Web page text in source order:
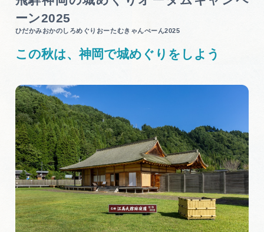
特集
モデルコース
スポット・体験
イベント
グルメ
旅の予約
アクセス
行きたいリストを見る
ーン2025
ひだかみおかのしろめぐりおーたむきゃんぺーん2025
この秋は、神岡で城めぐりをしよう